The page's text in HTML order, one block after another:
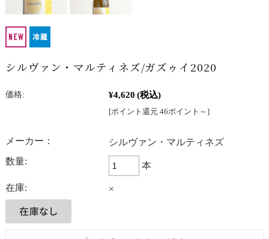
シルヴァン・マルティネズ/ガズゥイ2020
価格: ¥4,620 (税込)
[ポイント還元 46ポイント～]
メーカー：
シルヴァン・マルティネズ
数量:
本
在庫: ×